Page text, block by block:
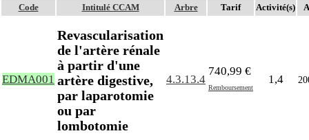
Code Intitulé CCAM Arbre Tarif Activité(s)
EDMA001
Revascularisation
de l'artère rénale
à partir d'une
artère digestive,
par laparotomie
ou par
lombotomie
4.3.13.4
740,99 €
Remboursement
1,4